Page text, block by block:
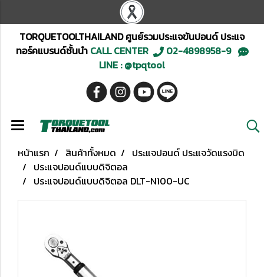
TORQUETOOLTHAILAND ศูนย์รวมประแจขันปอนด์ ประแจ
ทอร์คแบรนด์ชั้นนำCALL CENTER
02-4898958-9
LINE : @tpqtool
หน้าแรก สินค้าทั้งหมด
ประแจปอนด์ ประแจวัดแรงบิด
ประแจปอนด์แบบดิจิตอล
ประแจปอนด์แบบดิจิตอล DLT-N100-UC